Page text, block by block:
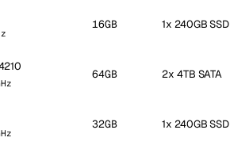
16GB 1x 240GB SSD
64GB 2x 4TB SATA
32GB 1x 240GB SSD